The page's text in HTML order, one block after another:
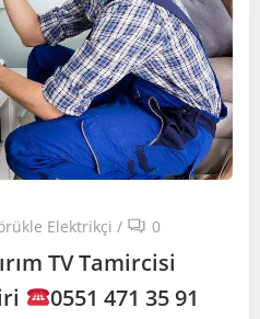
Elektrikçi / 0
TV Tamircisi
0551 471 35 91